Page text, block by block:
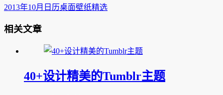
2013年10月日历桌面壁纸精选
相关文章
40+设计精美的Tumblr主题